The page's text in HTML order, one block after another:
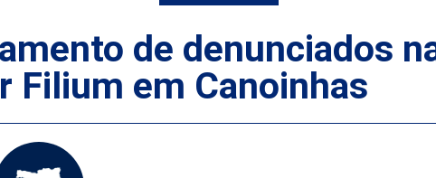
de denunciados
Filium em Canoinhas